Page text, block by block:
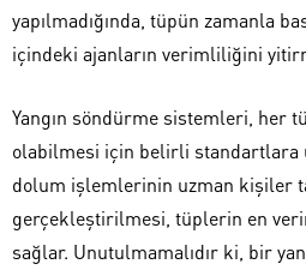
yapılmadığında, tüpün zamanla
içindeki ajanların verimliliğini
Yangın söndürme sistemleri, her
olabilmesi için belirli standartlara
dolum işlemlerinin uzman kişiler
gerçekleştirilmesi, tüplerin en
sağlar. Unutulmamalıdır ki, bir